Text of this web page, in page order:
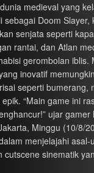
medieval yang
sebagai Doom Slayer,
senjata seperti
rantai, dan Atlan
gerombolan iblis.
inovatif
seperti bumerang,
“Main game ini
ujar gamer
Minggu (10/8/
menjelajahi asal-
cutscene sinematik